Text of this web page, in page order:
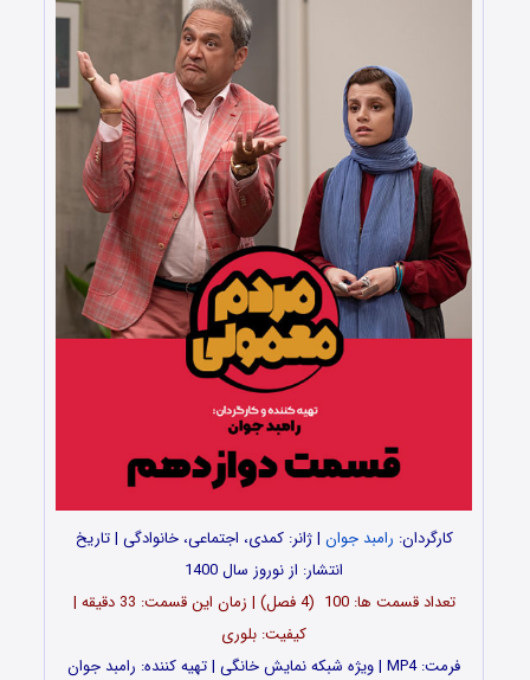
کارگردان: رامبد جوان | ژانر: کمدی، اجتماعی، خانوادگی | تاریخ
انتشار: از نوروز سال 1400
تعداد قسمت ها: 100 (4 فصل) | زمان این قسمت: 33 دقیقه |
کیفیت: بلوری
فرمت: MP4 | ویژه شبکه نمایش خانگی | تهیه کننده: رامبد جوان